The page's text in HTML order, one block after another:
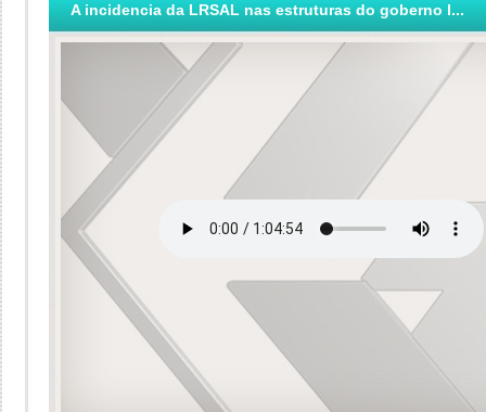
A incidencia da LRSAL nas estruturas do goberno l...